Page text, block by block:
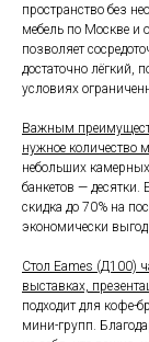
пространство без
мебель по Москве и
позволяет
достаточно лёгкий,
условиях
Важным
нужное количество
небольших
банкетов — десятки.
скидка до 70% на
экономически
Стол Eames (Д100)
выставках,
подходит для кофе-
мини-групп.